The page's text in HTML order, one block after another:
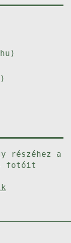
részéhez a
fotóit